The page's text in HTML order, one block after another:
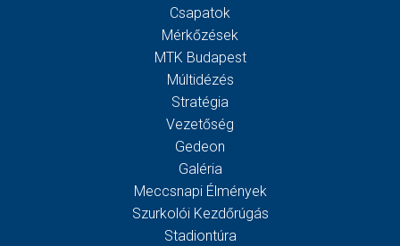
Csapatok
Mérkőzések
MTK Budapest
Múltidézés
Stratégia
Vezetőség
Gedeon
Galéria
Meccsnapi Élmények
Szurkolói Kezdőrúgás
Stadiontúra